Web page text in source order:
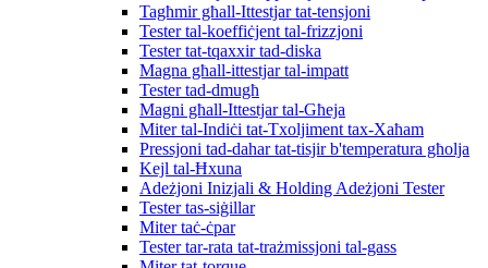
Tagħmir għall-Ittestjar tat-tensjoni
Tester tal-koeffiċjent tal-frizzjoni
Tester tat-tqaxxir tad-diska
Magna għall-ittestjar tal-impatt
Tester tad-dmugħ
Magni għall-Ittestjar tal-Għeja
Miter tal-Indiċi tat-Txoljiment tax-Xaħam
Pressjoni tad-dahar tat-tisjir b'temperatura għolja
Kejl tal-Ħxuna
Adeżjoni Inizjali & Holding Adeżjoni Tester
Tester tas-siġillar
Miter taċ-ċpar
Tester tar-rata tat-trażmissjoni tal-gass